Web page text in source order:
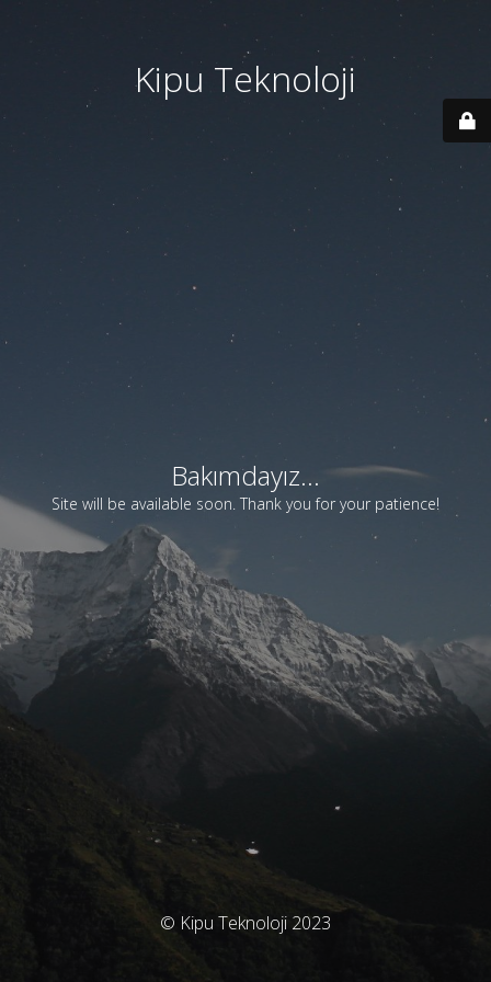
Kipu Teknoloji
Bakımdayız...
Site will be available soon. Thank you for your patience!
© Kipu Teknoloji 2023